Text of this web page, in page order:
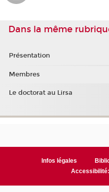
Dans la même
Présentation
Membres
Le doctorat au Lirsa
Infos légales